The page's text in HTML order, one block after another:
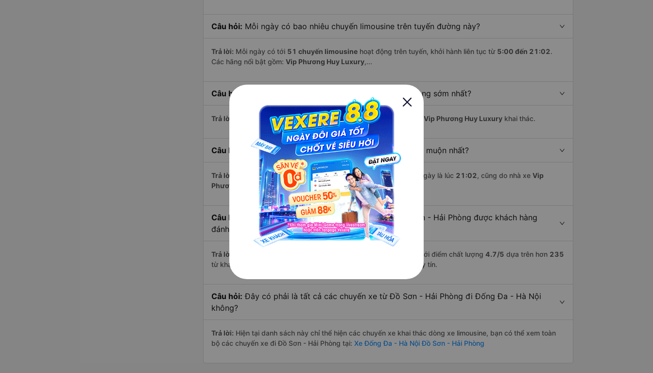
Câu hỏi: Mỗi ngày có bao nhiêu chuyến limousine trên tuyến đường này?
Trả lời: Mỗi ngày có tới 51 chuyến limousine hoạt động trên tuyến, khởi hành liên tục từ 5:00 đến 21:02.
Các hãng nổi bật gồm: Vip Phương Huy Luxury,...
Câu hỏi: Xe limousine nào khởi hành từ Đồ Sơn - Hải Phòng sớm nhất?
Trả lời: Chuyến limousine sớm nhất khởi hành lúc5:00 , do nhà xe Vip Phương Huy Luxury khai thác.
Câu hỏi: Xe limousine nào khởi hành từ Đống Đa - Hà Nội muộn nhất?
Trả lời: Nếu bạn muốn đi chuyến muộn, lựa chọn cuối cùng trong ngày là lúc 21:02, cũng do nhà xe Vip
Phương Huy Luxuryvận hành.
Câu hỏi:
Xe limousine nào từ Đống Đa - Hà Nội đi Đồ Sơn - Hải Phòng được khách hàng
đánh giá tốt nhất?
Trả lời: nổi bật nhất với điểm chất lượng 4.7/5 dựa trên hơn 235
từ khách hàng – một con số minh chứng cho dịch vụ cao cấp và uy tín.
Câu hỏi: Đây có phải là tất cả các chuyến xe từ Đồ Sơn - Hải Phòng đi Đống Đa - Hà Nội
không?
Trả lời: Hiện tại danh sách này chỉ thể hiện các chuyến xe khai thác dòng xe limousine, bạn có thể xem toàn
bộ các chuyến xe đi Đồ Sơn - Hải Phòng tại: Xe Đống Đa - Hà Nội Đồ Sơn - Hải Phòng